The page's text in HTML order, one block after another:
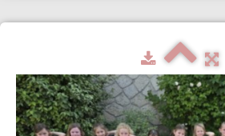
ARTS MARTIAUX▼
ARTISTIQUE▼